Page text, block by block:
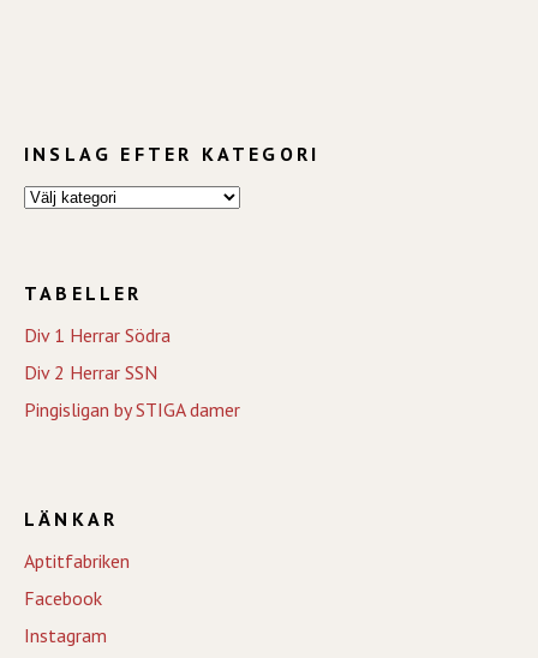
INSLAG EFTER KATEGORI
TABELLER
Div 1 Herrar Södra
Div 2 Herrar SSN
Pingisligan by STIGA damer
LÄNKAR
Aptitfabriken
Facebook
Instagram